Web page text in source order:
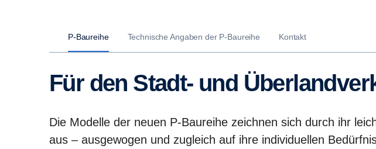
P-Baureihe Technische Angaben der P-Baureihe Kontakt
Für den Stadt- und
Die Modelle der neuen P-Baureihe zeichnen sich durch ihr
aus – ausgewogen und zugleich auf ihre individuellen